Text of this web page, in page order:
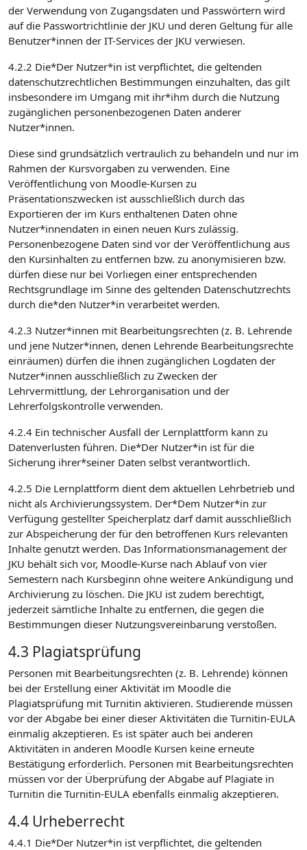
der Verwendung von Zugangsdaten und Passwörtern wird
auf die Passwortrichtlinie der JKU und deren Geltung für alle
Benutzer*innen der IT-Services der JKU verwiesen.
4.2.2 Die*Der Nutzer*in ist verpflichtet, die geltenden
datenschutzrechtlichen Bestimmungen einzuhalten, das gilt
insbesondere im Umgang mit ihr*ihm durch die Nutzung
zugänglichen personenbezogenen Daten anderer
Nutzer*innen.
Diese sind grundsätzlich vertraulich zu behandeln und nur im
Rahmen der Kursvorgaben zu verwenden. Eine
Veröffentlichung von Moodle-Kursen zu
Präsentationszwecken ist ausschließlich durch das
Exportieren der im Kurs enthaltenen Daten ohne
Nutzer*innendaten in einen neuen Kurs zulässig.
Personenbezogene Daten sind vor der Veröffentlichung aus
den Kursinhalten zu entfernen bzw. zu anonymisieren bzw.
dürfen diese nur bei Vorliegen einer entsprechenden
Rechtsgrundlage im Sinne des geltenden Datenschutzrechts
durch die*den Nutzer*in verarbeitet werden.
4.2.3 Nutzer*innen mit Bearbeitungsrechten (z. B. Lehrende
und jene Nutzer*innen, denen Lehrende Bearbeitungsrechte
einräumen) dürfen die ihnen zugänglichen Logdaten der
Nutzer*innen ausschließlich zu Zwecken der
Lehrvermittlung, der Lehrorganisation und der
Lehrerfolgskontrolle verwenden.
4.2.4 Ein technischer Ausfall der Lernplattform kann zu
Datenverlusten führen. Die*Der Nutzer*in ist für die
Sicherung ihrer*seiner Daten selbst verantwortlich.
4.2.5 Die Lernplattform dient dem aktuellen Lehrbetrieb und
nicht als Archivierungssystem. Der*Dem Nutzer*in zur
Verfügung gestellter Speicherplatz darf damit ausschließlich
zur Abspeicherung der für den betroffenen Kurs relevanten
Inhalte genutzt werden. Das Informationsmanagement der
JKU behält sich vor, Moodle-Kurse nach Ablauf von vier
Semestern nach Kursbeginn ohne weitere Ankündigung und
Archivierung zu löschen. Die JKU ist zudem berechtigt,
jederzeit sämtliche Inhalte zu entfernen, die gegen die
Bestimmungen dieser Nutzungsvereinbarung verstoßen.
4.3 Plagiatsprüfung
Personen mit Bearbeitungsrechten (z. B. Lehrende) können
bei der Erstellung einer Aktivität im Moodle die
Plagiatsprüfung mit Turnitin aktivieren. Studierende müssen
vor der Abgabe bei einer dieser Aktivitäten die Turnitin-EULA
einmalig akzeptieren. Es ist später auch bei anderen
Aktivitäten in anderen Moodle Kursen keine erneute
Bestätigung erforderlich. Personen mit Bearbeitungsrechten
müssen vor der Überprüfung der Abgabe auf Plagiate in
Turnitin die Turnitin-EULA ebenfalls einmalig akzeptieren.
4.4 Urheberrecht
4.4.1 Die*Der Nutzer*in ist verpflichtet, die geltenden